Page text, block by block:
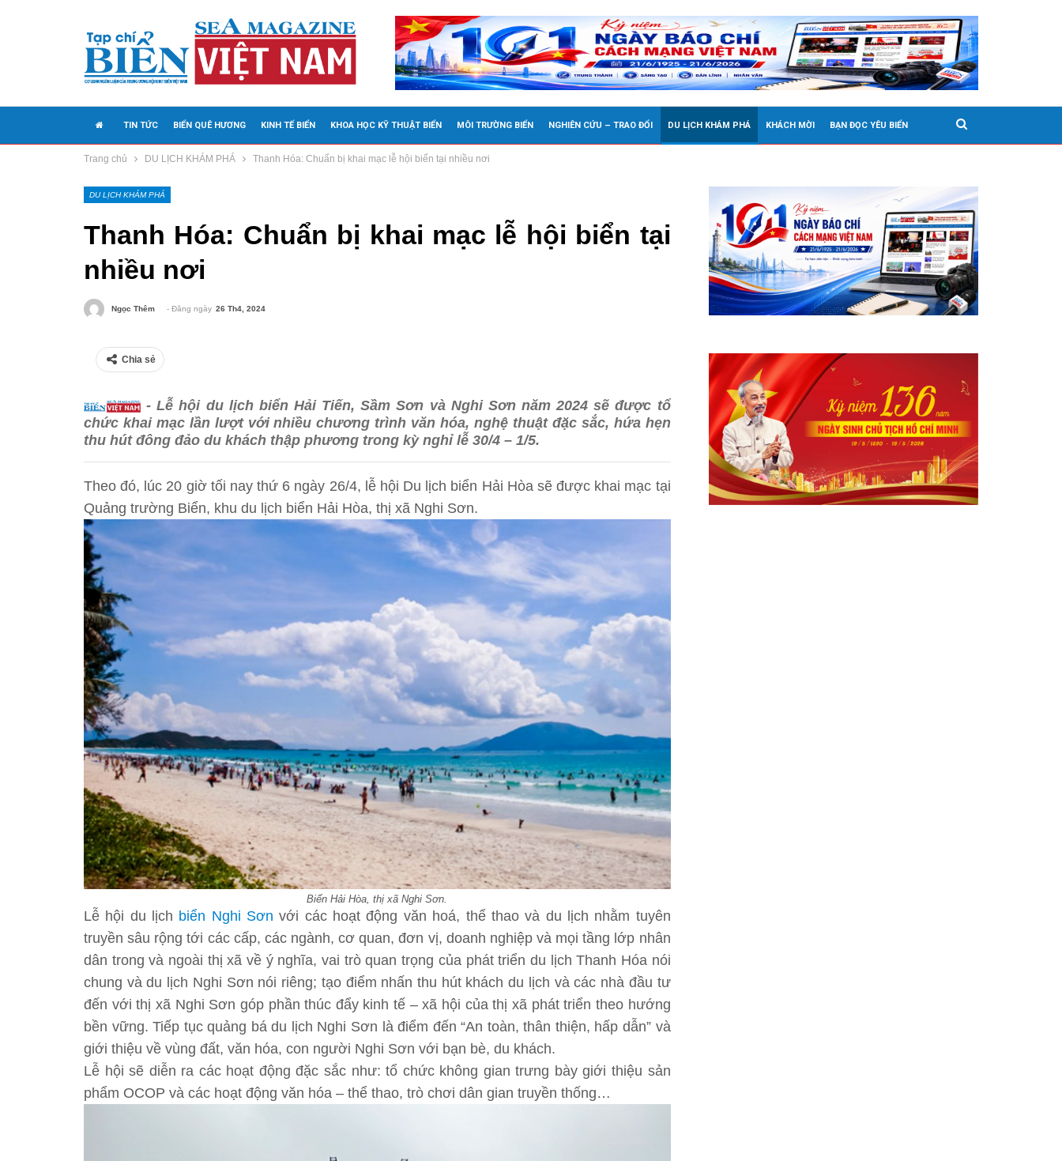
TIN TỨC BIỂN QUÊ HƯƠNG KINH TẾ BIỂN KHOA HỌC KỸ THUẬT BIỂN MÔI TRƯỜNG BIỂN NGHIÊN CỨU – TRAO ĐỔI DU LỊCH KHÁM PHÁ KHÁCH MỜI BẠN ĐỌC YÊU BIỂN
MEDIA
Trang chủ DU LỊCH KHÁM PHÁ Thanh Hóa: Chuẩn bị khai mạc lễ hội biển tại nhiều nơi
DU LỊCH KHÁM PHÁ
Thanh Hóa: Chuẩn bị khai mạc lễ hội biển tại
nhiều nơi
Ngọc Thêm - Đăng ngày 26 Th4, 2024
Chia sẻ
- Lễ hội du lịch biển Hải Tiến, Sầm Sơn và Nghi Sơn năm 2024 sẽ được tổ
chức khai mạc lần lượt với nhiều chương trình văn hóa, nghệ thuật đặc sắc, hứa hẹn
thu hút đông đảo du khách thập phương trong kỳ nghỉ lễ 30/4 – 1/5.
Theo đó, lúc 20 giờ tối nay thứ 6 ngày 26/4, lễ hội Du lịch biển Hải Hòa sẽ được khai mạc tại
Quảng trường Biển, khu du lịch biển Hải Hòa, thị xã Nghi Sơn.
Biển Hải Hòa, thị xã Nghi Sơn.
Lễ hội du lịch biển Nghi Sơn với các hoạt động văn hoá, thể thao và du lịch nhằm tuyên
truyền sâu rộng tới các cấp, các ngành, cơ quan, đơn vị, doanh nghiệp và mọi tầng lớp nhân
dân trong và ngoài thị xã về ý nghĩa, vai trò quan trọng của phát triển du lịch Thanh Hóa nói
chung và du lịch Nghi Sơn nói riêng; tạo điểm nhấn thu hút khách du lịch và các nhà đầu tư
đến với thị xã Nghi Sơn góp phần thúc đẩy kinh tế – xã hội của thị xã phát triển theo hướng
bền vững. Tiếp tục quảng bá du lịch Nghi Sơn là điểm đến “An toàn, thân thiện, hấp dẫn” và
giới thiệu về vùng đất, văn hóa, con người Nghi Sơn với bạn bè, du khách.
Lễ hội sẽ diễn ra các hoạt động đặc sắc như: tổ chức không gian trưng bày giới thiệu sản
phẩm OCOP và các hoạt động văn hóa – thể thao, trò chơi dân gian truyền thống…